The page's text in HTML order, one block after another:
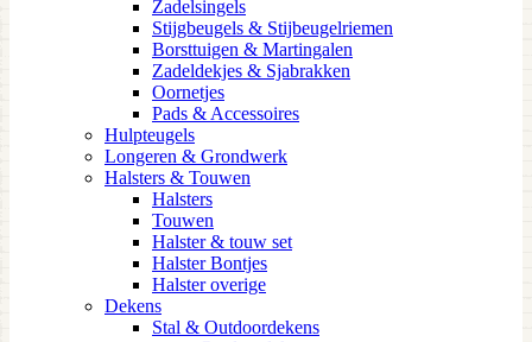
Zadelsingels
Stijgbeugels & Stijbeugelriemen
Borsttuigen & Martingalen
Zadeldekjes & Sjabrakken
Oornetjes
Pads & Accessoires
Hulpteugels
Longeren & Grondwerk
Halsters & Touwen
Halsters
Touwen
Halster & touw set
Halster Bontjes
Halster overige
Dekens
Stal & Outdoordekens